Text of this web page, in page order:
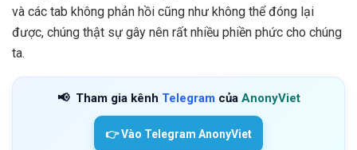
và các tab không phản hồi cũng như không thể đóng lại
được, chúng thật sự gây nên rất nhiều phiền phức cho chúng
ta.
📢 Tham gia kênh Telegram của AnonyViet
👉 Vào Telegram AnonyViet